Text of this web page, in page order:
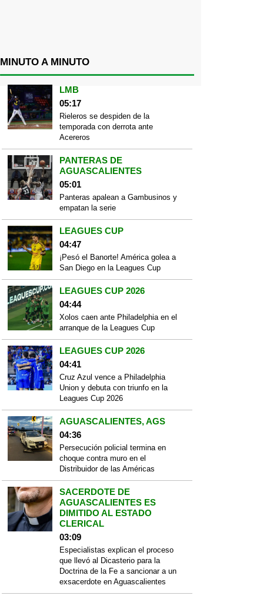
MINUTO A MINUTO
LMB
05:17
Rieleros se despiden de la
temporada con derrota ante
Acereros
PANTERAS DE
AGUASCALIENTES
05:01
Panteras apalean a Gambusinos y
empatan la serie
LEAGUES CUP
04:47
¡Pesó el Banorte! América golea a
San Diego en la Leagues Cup
LEAGUES CUP 2026
04:44
Xolos caen ante Philadelphia en el
arranque de la Leagues Cup
LEAGUES CUP 2026
04:41
Cruz Azul vence a Philadelphia
Union y debuta con triunfo en la
Leagues Cup 2026
AGUASCALIENTES, AGS
04:36
Persecución policial termina en
choque contra muro en el
Distribuidor de las Américas
SACERDOTE DE
AGUASCALIENTES ES
DIMITIDO AL ESTADO
CLERICAL
03:09
Especialistas explican el proceso
que llevó al Dicasterio para la
Doctrina de la Fe a sancionar a un
exsacerdote en Aguascalientes